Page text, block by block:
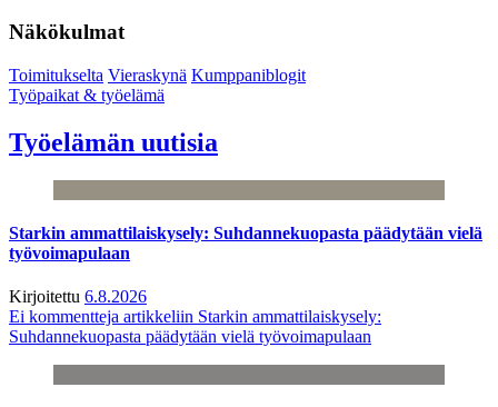
Näkökulmat
Toimitukselta Vieraskynä Kumppaniblogit
Työpaikat & työelämä
Työelämän uutisia
Starkin ammattilaiskysely: Suhdannekuopasta päädytään vielä
työvoimapulaan
Kirjoitettu 6.8.2026
Ei kommentteja artikkeliin Starkin ammattilaiskysely:
Suhdannekuopasta päädytään vielä työvoimapulaan